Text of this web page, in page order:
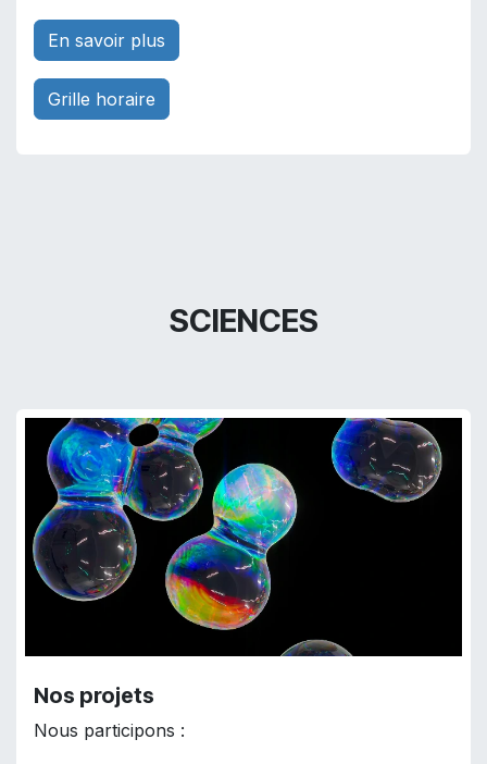
En savoir plus
Grille horaire
SCIENCES
Nos projets
Nous participons :